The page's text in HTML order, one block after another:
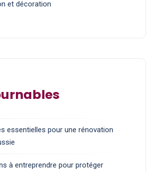
et décoration
essentielles pour une rénovation
à entreprendre pour protéger